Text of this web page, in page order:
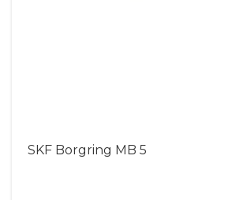
SKF Borgring MB 5